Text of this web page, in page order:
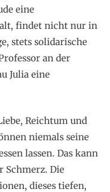
eine
findet nicht nur in
stets solidarische
an der
Julia eine
Reichtum und
niemals seine
lassen. Das kann
Schmerz. Die
dieses tiefen,